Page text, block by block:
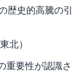
歴史的高騰の引
北）
重要性が認識さ